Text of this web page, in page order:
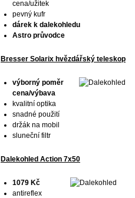
cena/užitek
pevný kufr
dárek k dalekohledu
Astro průvodce
Bresser Solarix hvězdářský teleskop
výborný poměr
cena/výbava
kvalitní optika
snadné použití
držák na mobil
sluneční filtr
Dalekohled Action 7x50
1079 Kč
antireflex